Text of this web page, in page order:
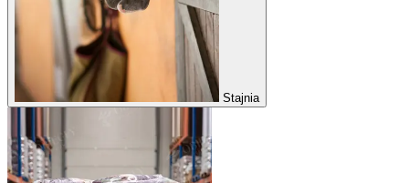
Stajnia